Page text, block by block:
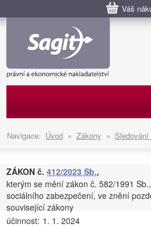
Váš
Navigace: Úvod » Zákony » Sledování
ZÁKON č. 412/2023 Sb.,
kterým se mění zákon č. 582/1991
sociálního zabezpečení, ve znění
související zákony
účinnost: 1. 1. 2024